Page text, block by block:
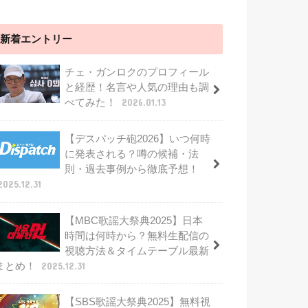
新着エントリー
チェ・ガンロクのプロフィール
と経歴！名言や人気の理由も調
べてみた！
2026.01.13
【デスパッチ砲2026】いつ何時
に発表される？噂の候補・法
則・過去事例から徹底予想！
【MBC歌謡大祭典2025】日本
時間は何時から？無料生配信の
視聴方法＆タイムテーブル最新
とめ！
2025.12.31
【SBS歌謡大祭典2025】無料視